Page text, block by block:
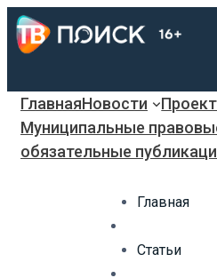
ГлавнаяНовости
Муниципальные
обязательные
Главная
Статьи